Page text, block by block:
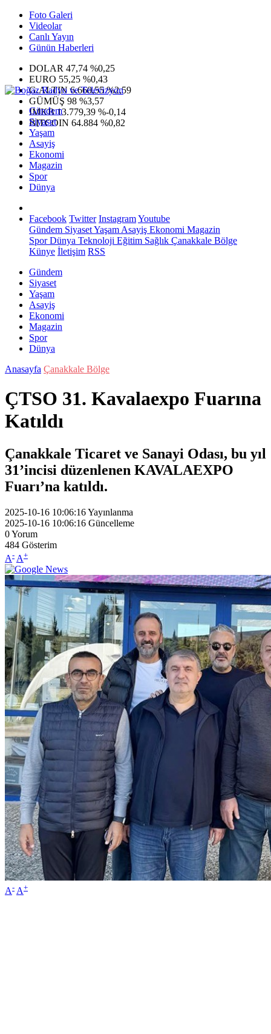
Foto Galeri
Videolar
Canlı Yayın
Günün Haberleri
DOLAR 47,74 %0,25
EURO 55,25 %0,43
G.ALTIN6.660,55 %2,59
GÜMÜŞ 98 %3,57
IMKB13.779,39 %-0,14
BITCOIN 64.884 %0,82
Gündem
Siyaset
Yaşam
Asayiş
Ekonomi
Magazin
Spor
Dünya
Facebook Twitter InstagramYoutube
Gündem SiyasetYaşam Asayiş Ekonomi Magazin
SporDünya Teknoloji Eğitim Sağlık Çanakkale Bölge
Künye İletişim RSS
Gündem
Siyaset
Yaşam
Asayiş
Ekonomi
Magazin
Spor
Dünya
Anasayfa Çanakkale Bölge
ÇTSO 31. Kavalaexpo Fuarına
Katıldı
Çanakkale Ticaret ve Sanayi Odası, bu yıl
31’incisi düzenlenen KAVALAEXPO
Fuarı’na katıldı.
2025-10-16 10:06:16Yayınlanma
2025-10-16 10:06:16 Güncelleme
0Yorum
484 Gösterim
A- A+
A- A+